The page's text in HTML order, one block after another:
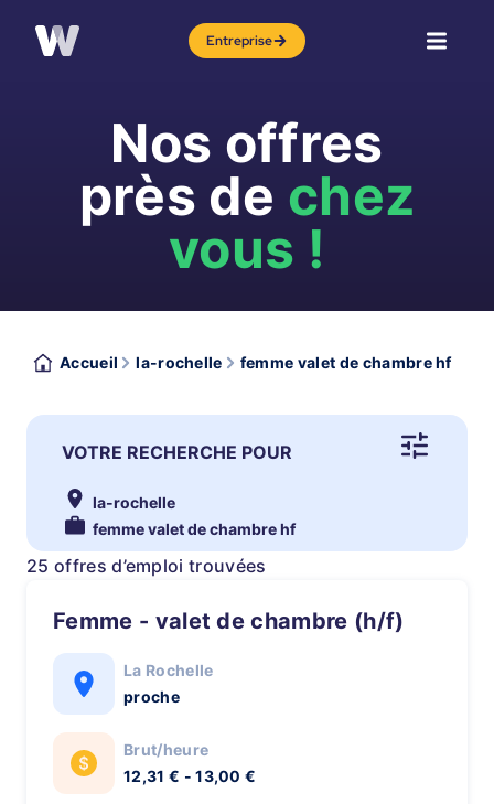
Entreprise
Nos offres
près de chez
vous !
Accueil la-rochelle femme valet de chambre hf
VOTRE RECHERCHE POUR
la-rochelle
femme valet de chambre hf
25 offres d’emploi trouvées
Femme - valet de chambre (h/f)
La Rochelle
proche
Brut/heure
12,31 € - 13,00 €